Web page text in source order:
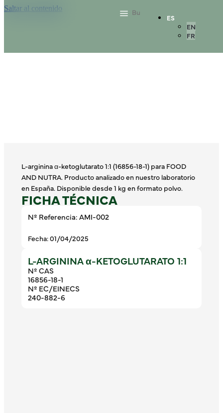
Saltar al contenido
ES
EN
FR
L-arginina α-ketoglutarato 1:1 (16856-18-1) para FOOD
AND NUTRA. Producto analizado en nuestro laboratorio
en España. Disponible desde 1 kg en formato polvo.
FICHA TÉCNICA
Nº Referencia: AMI-002
Fecha: 01/04/2025
L-ARGININA α-KETOGLUTARATO 1:1
Nº CAS
16856-18-1
Nº EC/EINECS
240-882-6